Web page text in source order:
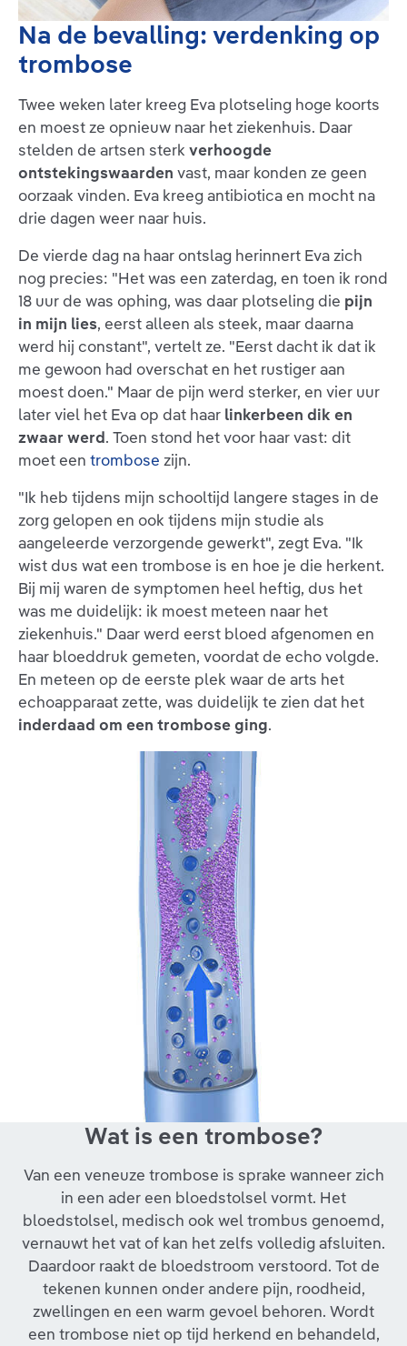
Na de bevalling: verdenking op
trombose
Twee weken later kreeg Eva plotseling hoge koorts
en moest ze opnieuw naar het ziekenhuis. Daar
stelden de artsen sterk verhoogde
ontstekingswaarden vast, maar konden ze geen
oorzaak vinden. Eva kreeg antibiotica en mocht na
drie dagen weer naar huis.
De vierde dag na haar ontslag herinnert Eva zich
nog precies: "Het was een zaterdag, en toen ik rond
18 uur de was ophing, was daar plotseling die pijn
in mijn lies, eerst alleen als steek, maar daarna
werd hij constant", vertelt ze. "Eerst dacht ik dat ik
me gewoon had overschat en het rustiger aan
moest doen." Maar de pijn werd sterker, en vier uur
later viel het Eva op dat haar linkerbeen dik en
zwaar werd. Toen stond het voor haar vast: dit
moet een trombose zijn.
"Ik heb tijdens mijn schooltijd langere stages in de
zorg gelopen en ook tijdens mijn studie als
aangeleerde verzorgende gewerkt", zegt Eva. "Ik
wist dus wat een trombose is en hoe je die herkent.
Bij mij waren de symptomen heel heftig, dus het
was me duidelijk: ik moest meteen naar het
ziekenhuis." Daar werd eerst bloed afgenomen en
haar bloeddruk gemeten, voordat de echo volgde.
En meteen op de eerste plek waar de arts het
echoapparaat zette, was duidelijk te zien dat het
inderdaad om een trombose ging.
Wat is een trombose?
Van een veneuze trombose is sprake wanneer zich
in een ader een bloedstolsel vormt. Het
bloedstolsel, medisch ook wel trombus genoemd,
vernauwt het vat of kan het zelfs volledig afsluiten.
Daardoor raakt de bloedstroom verstoord. Tot de
tekenen kunnen onder andere pijn, roodheid,
zwellingen en een warm gevoel behoren. Wordt
een trombose niet op tijd herkend en behandeld,